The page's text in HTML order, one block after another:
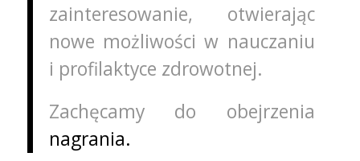
zainteresowanie, otwierając
nowe możliwości w nauczaniu
i profilaktyce zdrowotnej.
Zachęcamy do obejrzenia
nagrania.